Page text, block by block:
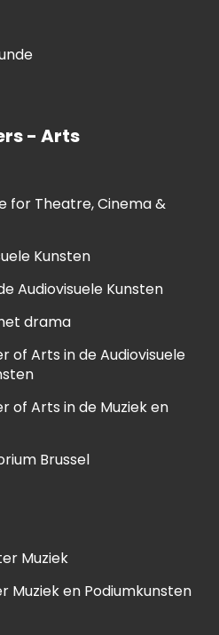
- Arts
for Theatre, Cinema &
Kunsten
Audiovisuele Kunsten
drama
of Arts in de Audiovisuele
of Arts in de Muziek en
Brussel
Muziek
Muziek en Podiumkunsten